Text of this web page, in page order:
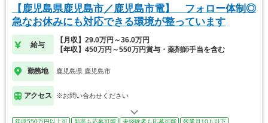
【鹿児島県鹿児島市／鹿児島市電】 フォロー体制◎
急なお休みにも対応できる環境が整っています
給与
【月収】29.0万円～36.0万円
【年収】450万円～550万円賞与・薬剤師手当を含む
勤務地 鹿児島県 鹿児島市
アクセス ※お問い合わせください
年収550万円以上可 新卒も応募可能 未経験者も応募可能 残業月10ｈ以下